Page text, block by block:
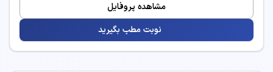
مشاهده پروفایل
نوبت مطب بگیرید